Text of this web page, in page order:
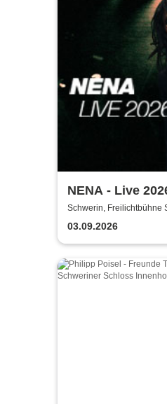
NENA - Live
Schwerin, Freilichtbühne
03.09.2026